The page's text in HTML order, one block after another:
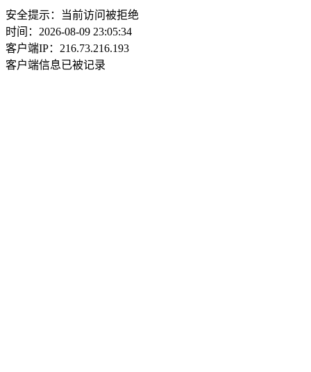
安全提示：当前访问被拒绝
时间：2026-08-09 23:05:34
客户端IP：216.73.216.193
客户端信息已被记录